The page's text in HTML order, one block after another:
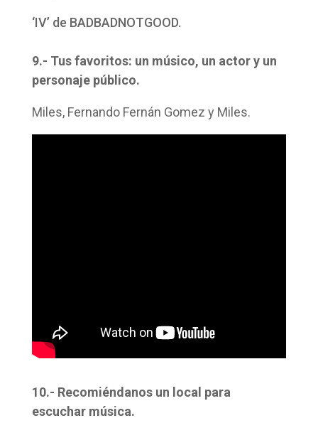
‘IV’ de BADBADNOTGOOD.
9.- Tus favoritos: un músico, un actor y un
personaje público.
Miles, Fernando Fernán Gomez y Miles.
10.- Recomiéndanos un local para
escuchar música.